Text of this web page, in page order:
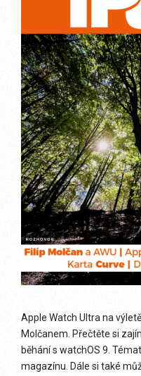
Apple Watch Ultra na
Molčanem. Přečtěte si
běhání s watchOS 9.
magazínu. Dále si také